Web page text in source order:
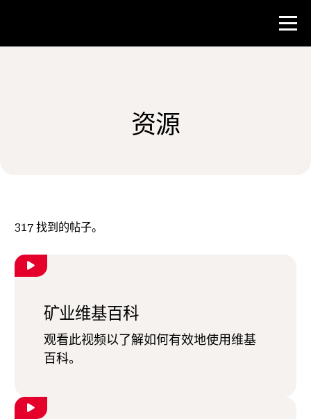
参与其中
资源
317 找到的帖子。
矿业维基百科
观看此视频以了解如何有效地使用维基
百科。